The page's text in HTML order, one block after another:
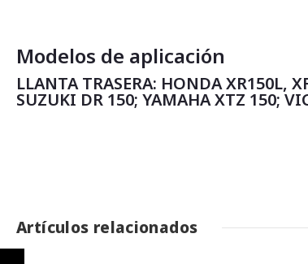
Modelos de aplicación
LLANTA TRASERA: HONDA XR150L,
SUZUKI DR 150; YAMAHA XTZ 150;
Artículos relacionados